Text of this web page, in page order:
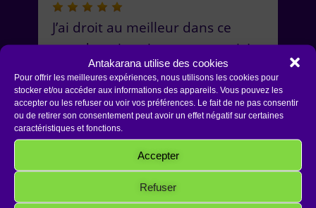
Antakarana utilise des cookies
Pour offrir les meilleures expériences, nous utilisons les cookies pour
stocker et/ou accéder aux informations des appareils. Vous pouvez les
accepter ou les refuser ou voir vos préférences. Le fait de ne pas consentir
ou de retirer son consentement peut avoir un effet négatif sur certaines
caractéristiques et fonctions.
Accepter
Refuser
J’ai droit au meilleur dans ce
monde qui est juste pour moi. Je
le reçois, je l’accueille, l’accepte,
le vis dans l’amour. MERCI
Florence
Conscience de Soi
Montlaur